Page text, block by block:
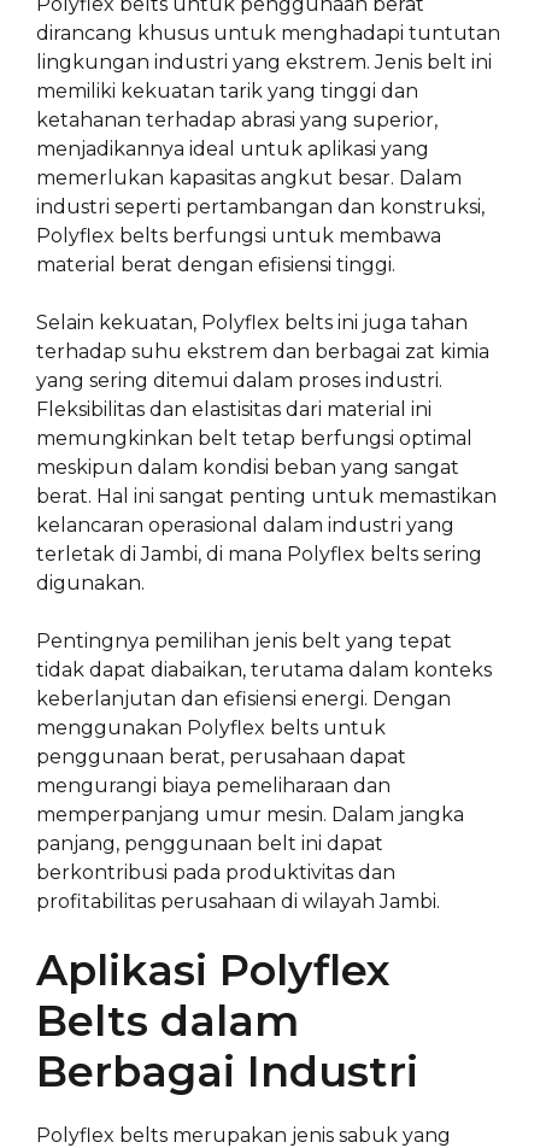
dirancang khusus untuk menghadapi tuntutan
lingkungan industri yang ekstrem. Jenis belt ini
memiliki kekuatan tarik yang tinggi dan
ketahanan terhadap abrasi yang superior,
menjadikannya ideal untuk aplikasi yang
memerlukan kapasitas angkut besar. Dalam
industri seperti pertambangan dan konstruksi,
Polyflex belts berfungsi untuk membawa
material berat dengan efisiensi tinggi.
Selain kekuatan, Polyflex belts ini juga tahan
terhadap suhu ekstrem dan berbagai zat kimia
yang sering ditemui dalam proses industri.
Fleksibilitas dan elastisitas dari material ini
memungkinkan belt tetap berfungsi optimal
meskipun dalam kondisi beban yang sangat
berat. Hal ini sangat penting untuk memastikan
kelancaran operasional dalam industri yang
terletak di Jambi, di mana Polyflex belts sering
digunakan.
Pentingnya pemilihan jenis belt yang tepat
tidak dapat diabaikan, terutama dalam konteks
keberlanjutan dan efisiensi energi. Dengan
menggunakan Polyflex belts untuk
penggunaan berat, perusahaan dapat
mengurangi biaya pemeliharaan dan
memperpanjang umur mesin. Dalam jangka
panjang, penggunaan belt ini dapat
berkontribusi pada produktivitas dan
profitabilitas perusahaan di wilayah Jambi.
Aplikasi Polyflex
Belts dalam
Berbagai Industri
Polyflex belts merupakan jenis sabuk yang